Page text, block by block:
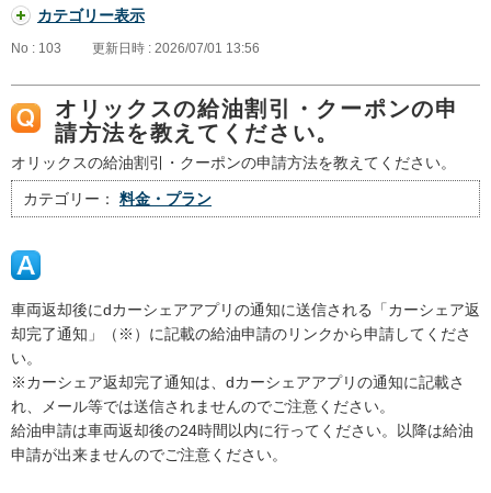
カテゴリー表示
No : 103 更新日時 : 2026/07/01 13:56
オリックスの給油割引・クーポンの申
請方法を教えてください。
オリックスの給油割引・クーポンの申請方法を教えてください。
カテゴリー： 料金・プラン
車両返却後にdカーシェアアプリの通知に送信される「カーシェア返
却完了通知」（※）に記載の給油申請のリンクから申請してくださ
い。
※カーシェア返却完了通知は、dカーシェアアプリの通知に記載さ
れ、メール等では送信されませんのでご注意ください。
給油申請は車両返却後の24時間以内に行ってください。以降は給油
申請が出来ませんのでご注意ください。